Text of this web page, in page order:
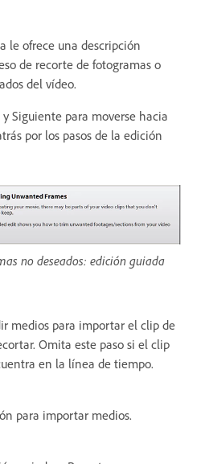
le ofrece una descripción
de recorte de fotogramas o
del vídeo.
Siguiente para moverse hacia
por los pasos de la edición
no deseados: edición guiada
medios para importar el clip de
Omita este paso si el clip
en la línea de tiempo.
para importar medios.